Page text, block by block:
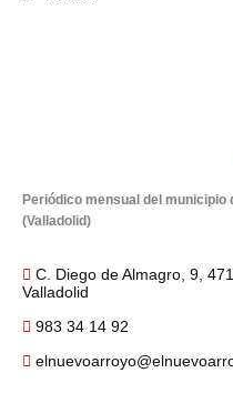
Periódico mensual del
(Valladolid)
C. Diego de Almagro, 9,
Valladolid
983 34 14 92